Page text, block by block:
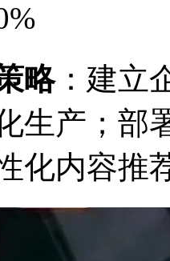
略：建立
生产；部
化内容推